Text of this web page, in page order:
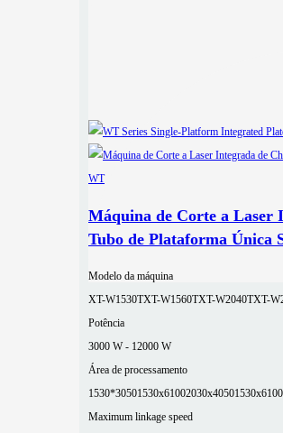
Máquina de Corte a Laser
Tubo de Plataforma Única
Modelo da máquina
XT-W1530TXT-W1560TXT-W2040TXT-
Potência
3000 W - 12000 W
Área de processamento
1530*30501530x61002030x40501530x6100
Maximum linkage speed